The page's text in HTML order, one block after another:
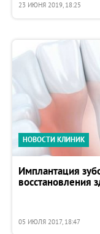
23 ИЮНЯ 2019, 18:25
НОВОСТИ КЛИНИК
Имплантация
восстановления
05 ИЮЛЯ 2017, 18:47